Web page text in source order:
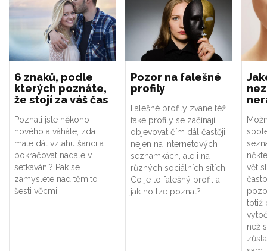
6 znaků, podle
kterých poznáte,
že stojí za váš čas
Poznali jste někoho
nového a váháte, zda
máte dát vztahu šanci a
pokračovat nadále v
setkávání? Pak se
zamyslete nad těmito
šesti věcmi.
Pozor na falešné
profily
Falešné profily zvané též
fake profily se začínají
objevovat čím dál častěji
nejen na internetových
seznamkách, ale i na
různých sociálních sítích.
Co je to falešný profil a
jak ho lze poznat?
vět
totiž
než